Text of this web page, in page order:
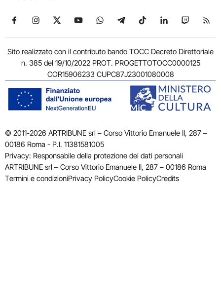
Seguici su Facebook
Seguici su Instagram
Seguici su X
Seguici su YouTube
Seguici su WhatsApp
Seguici su Telegram
Seguici su TikTok
Seguici su
Seguici
Sito realizzato con il contributo bando TOCC Decreto Direttoriale
n. 385 del 19/10/2022 PROT. PROGETTOTOCC0000125
COR15906233 CUPC87J23001080008
© 2011-2026 ARTRIBUNE srl – Corso Vittorio Emanuele II, 287 –
00186 Roma - P.I. 11381581005
Privacy: Responsabile della protezione dei dati personali
ARTRIBUNE srl – Corso Vittorio Emanuele II, 287 – 00186 Roma
Termini e condizioniPrivacy PolicyCookie PolicyCredits